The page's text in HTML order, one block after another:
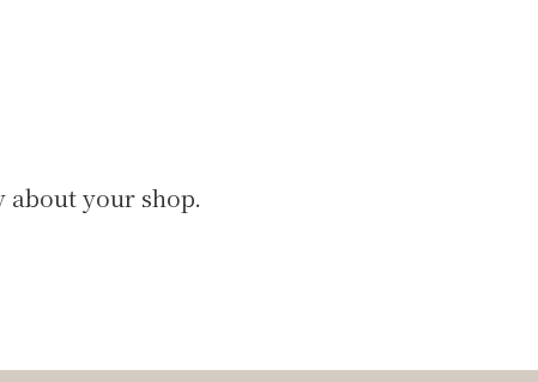
your shop.